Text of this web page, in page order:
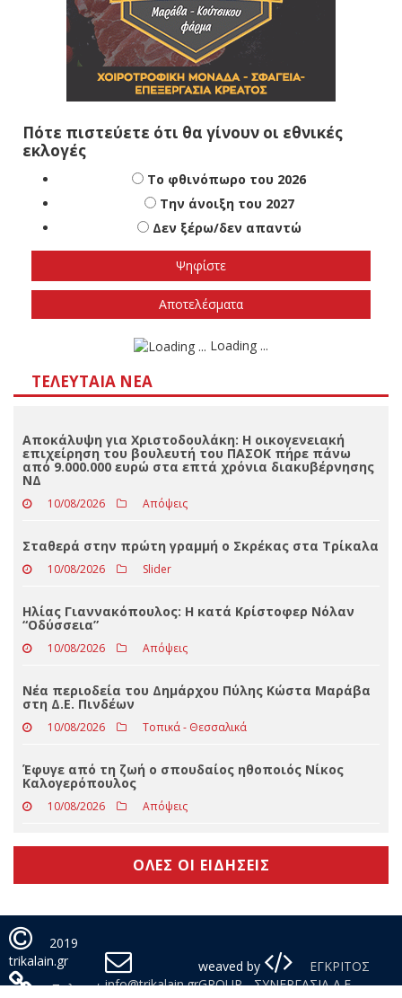
Πότε πιστεύετε ότι θα γίνουν οι εθνικές
εκλογές
Το φθινόπωρο του 2026
Την άνοιξη του 2027
Δεν ξέρω/δεν απαντώ
Αποτελέσματα
Loading ...
Αποκάλυψη για Χριστοδουλάκη: Η οικογενειακή
επιχείρηση του βουλευτή του ΠΑΣΟΚ πήρε πάνω
από 9.000.000 ευρώ στα επτά χρόνια διακυβέρνησης
ΝΔ
Σταθερά στην πρώτη γραμμή ο Σκρέκας στα Τρίκαλα
“Oδύσσεια”
10/08/2026 Απόψεις
Νέα περιοδεία του Δημάρχου Πύλης Κώστα Μαράβα
στη Δ.Ε. Πινδέων
10/08/2026 Τοπικά - Θεσσαλικά
Έφυγε από τη ζωή ο σπουδαίος ηθοποιός Νίκος
Καλογερόπουλος
10/08/2026 Απόψεις
ΟΛΕΣ ΟΙ ΕΙΔΗΣΕΙΣ
trikalain.gr
Απορρήτου
weaved by
ΕΓΚΡΙΤΟΣ
Με τη χρήση της σελίδας μας αποδέχεστε τη χρήση cookies.
Συμφωνώ